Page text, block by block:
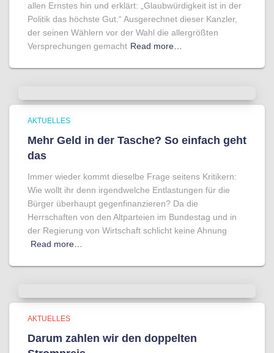
allen Ernstes hin und erklärt: „Glaubwürdigkeit ist in der
Politik das höchste Gut.“ Ausgerechnet dieser Kanzler,
der seinen Wählern vor der Wahl die allergrößten
Versprechungen gemacht Read more…
AKTUELLES
Mehr Geld in der Tasche? So einfach geht
das
Immer wieder kommt dieselbe Frage seitens Kritikern:
Wie wollt ihr denn irgendwelche Entlastungen für die
Bürger überhaupt gegenfinanzieren? Da die
Herrschaften von den Altparteien im Bundestag und in
der Regierung von Wirtschaft schlicht keine Ahnung
Read more…
AKTUELLES
Darum zahlen wir den doppelten